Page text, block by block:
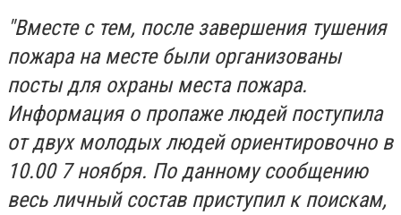
"Вместе с тем, после завершения тушения
пожара на месте были организованы
посты для охраны места пожара.
Информация о пропаже людей поступила
от двух молодых людей ориентировочно в
10.00 7 ноября. По данному сообщению
весь личный состав приступил к поискам,